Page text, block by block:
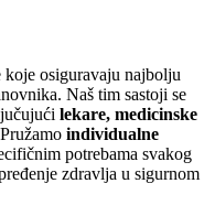
koje osiguravaju najbolju
Naš tim sastoji se
lekare, medicinske
individualne
potrebama svakog
zdravlja u sigurnom